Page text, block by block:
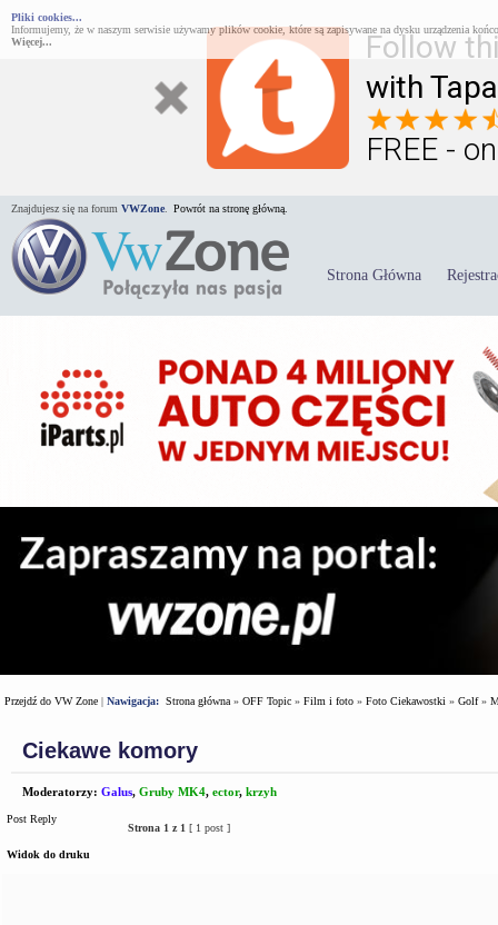
Follow
with
FREE -
Pliki cookies...
Informujemy, że w naszym serwisie używamy plików cookie, które są zapisywane na dysku urządzenia
Więcej...
Znajdujesz się na forum VWZone Powrót na stronę główną.
Strona Główna
Przejdź do VW Zone | Nawigacja: Strona główna » OFF Topic » Film i foto » Foto Ciekawostki » Golf»
Ciekawe komory
Moderatorzy: Galus, Gruby MK4, ector, krzyh
Post Reply
Strona 1 z 1 [ 1 post ]
Widok do druku